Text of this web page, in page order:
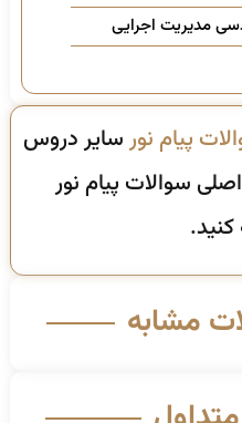
مدیریت اجرایی
پیام نورسایر دروس
سوالات پیام نور
مشابه